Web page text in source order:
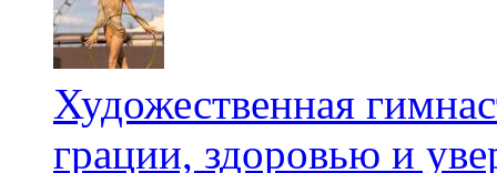
Художественная
грации, здоровью и